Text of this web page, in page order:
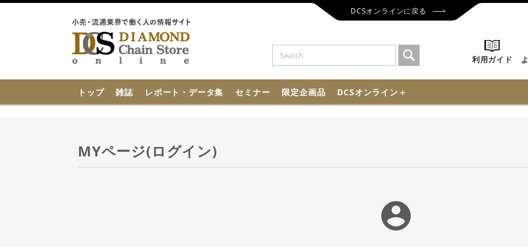
DCSオンラインに戻る
利用ガイド
トップ 雑誌 レポート・データ集 セミナー 限定企画品 DCSオンライン＋
MYページ(ログイン)
account_circle